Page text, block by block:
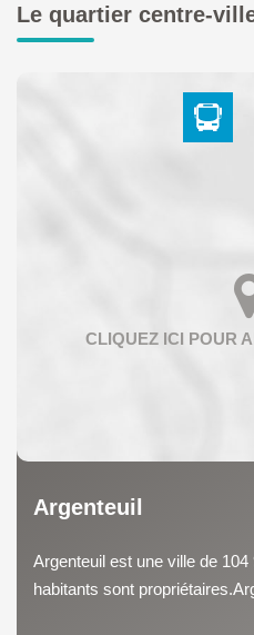
Le quartier centre-
Argenteuil
Argenteuil est une ville de
habitants sont